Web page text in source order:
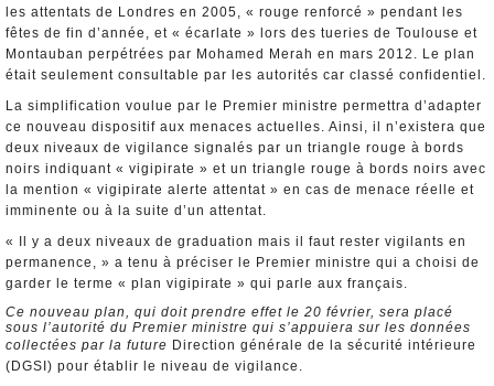
les attentats de Londres en 2005, « rouge renforcé » pendant les
fêtes de fin d’année, et « écarlate » lors des tueries de Toulouse et
Montauban perpétrées par Mohamed Merah en mars 2012. Le plan
était seulement consultable par les autorités car classé confidentiel.
La simplification voulue par le Premier ministre permettra d’adapter
ce nouveau dispositif aux menaces actuelles. Ainsi, il n’existera que
deux niveaux de vigilance signalés par un triangle rouge à bords
noirs indiquant « vigipirate » et un triangle rouge à bords noirs avec
la mention « vigipirate alerte attentat » en cas de menace réelle et
imminente ou à la suite d’un attentat.
« Il y a deux niveaux de graduation mais il faut rester vigilants en
permanence, » a tenu à préciser le Premier ministre qui a choisi de
garder le terme « plan vigipirate » qui parle aux français.
Ce nouveau plan, qui doit prendre effet le 20 février, sera placé
sous l’autorité du Premier ministre qui s’appuiera sur les données
collectées par la future Direction générale de la sécurité intérieure
(DGSI) pour établir le niveau de vigilance.